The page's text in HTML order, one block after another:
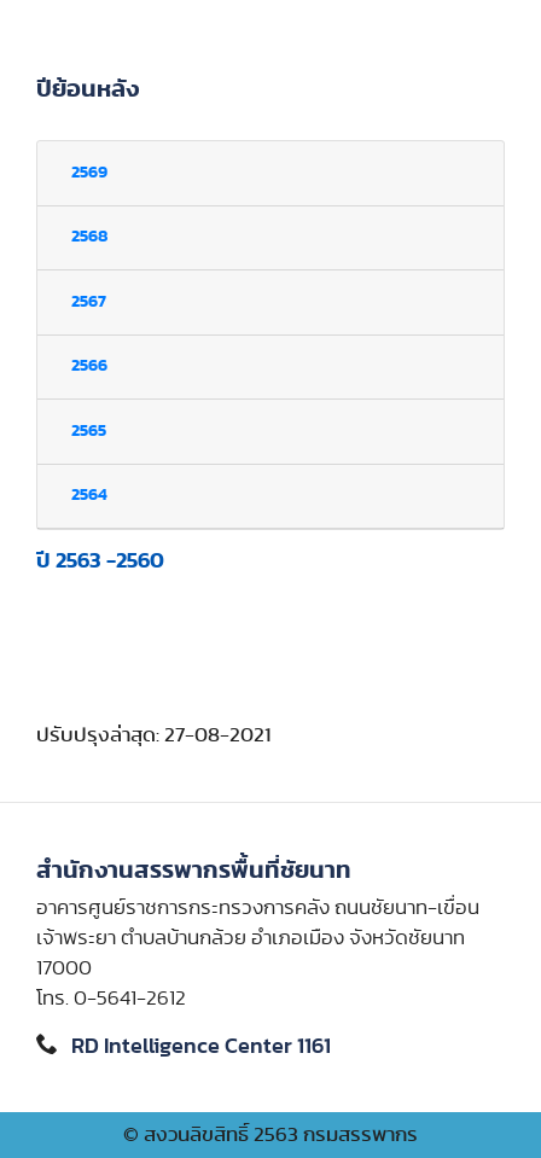
ปีย้อนหลัง
2569
2568
2567
2566
2565
2564
ปี 2563 -2560
ปรับปรุงล่าสุด: 27-08-2021
สำนักงานสรรพากรพื้นที่ชัยนาท
อาคารศูนย์ราชการกระทรวงการคลัง ถนนชัยนาท-เขื่อน
เจ้าพระยา ตำบลบ้านกล้วย อำเภอเมือง จังหวัดชัยนาท
17000
โทร. 0-5641-2612
RD Intelligence Center 1161
© สงวนลิขสิทธิ์ 2563 กรมสรรพากร